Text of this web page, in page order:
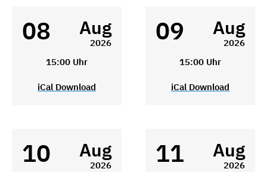
08 Aug
2026
15:00 Uhr
iCal Download
09 Aug
2026
15:00 Uhr
iCal Download
10 Aug
2026
11 Aug
2026